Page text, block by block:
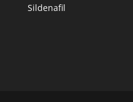
Sildenafil